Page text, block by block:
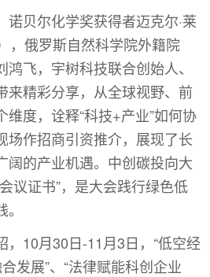
诺贝尔化学奖获得者迈克尔·莱
，俄罗斯自然科学院外籍院
飞，宇树科技联合创始人、
来精彩分享，从全球视野、前
度，诠释“科技+产业”如何协
场作招商引资推介，展现了长
阔的产业机遇。中创碳投向大
议证书”，是大会践行绿色低
，10月30日-11月3日，“低空经
发展”、“法律赋能科创企业